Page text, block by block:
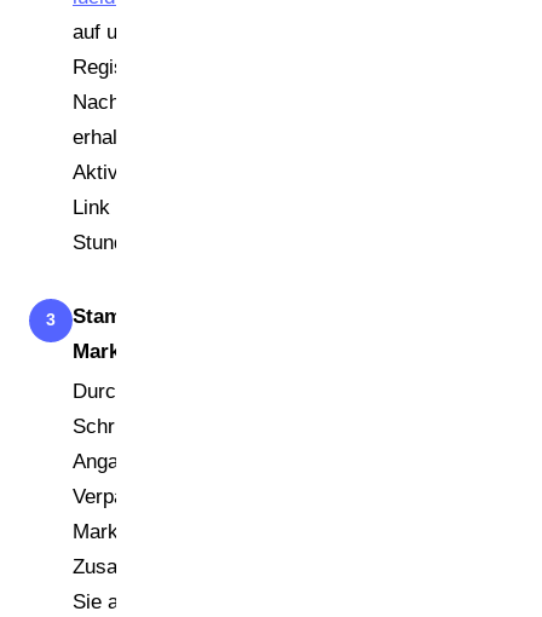
auf und starten Sie die
Registrierung als 'Hersteller'.
Nach der Dateneingabe
erhalten Sie eine
Aktivierungs-E-Mail — dieser
Link muss innerhalb von 24
Stunden bestätigt werden.
3
Stammdaten und
Markennamen eintragen
Durchlaufen Sie alle vier
Schritte: Stammdaten,
Angaben zu den
Verpackungen,
Markennamen und
Zusammenfassung. Tragen
Sie alle Marken ein, unter